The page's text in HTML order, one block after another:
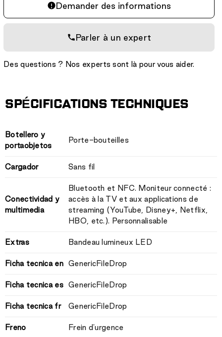
Demander des informations
Parler à un expert
Des questions ? Nos experts sont là pour vous aider.
SPÉCIFICATIONS TECHNIQUES
Botellero y
portaobjetos
Porte-bouteilles
Cargador Sans fil
Conectividad y
multimedia
Bluetooth et NFC. Moniteur connecté :
accès à la TV et aux applications de
streaming (YouTube, Disney+, Netflix,
HBO, etc.). Personnalisable
Extras Bandeau lumineux LED
Ficha tecnica en GenericFileDrop
Ficha tecnica es GenericFileDrop
Ficha tecnica fr GenericFileDrop
Freno Frein d'urgence